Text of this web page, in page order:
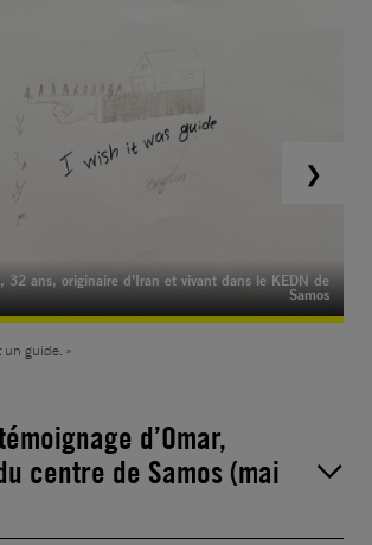
ans, originaire d’Iran et vivant dans le KEDN de
Samos
un guide. »
❯
d’Omar,
centre de Samos (mai